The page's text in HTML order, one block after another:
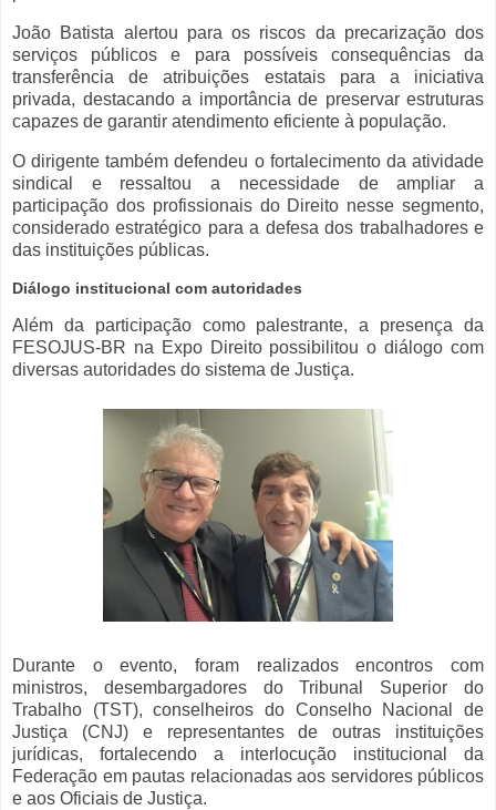
João Batista alertou para os riscos da precarização dos
serviços públicos e para possíveis consequências da
transferência de atribuições estatais para a iniciativa
privada, destacando a importância de preservar estruturas
capazes de garantir atendimento eficiente à população.
O dirigente também defendeu o fortalecimento da atividade
sindical e ressaltou a necessidade de ampliar a
participação dos profissionais do Direito nesse segmento,
considerado estratégico para a defesa dos trabalhadores e
das instituições públicas.
Diálogo institucional com autoridades
Além da participação como palestrante, a presença da
FESOJUS-BR na Expo Direito possibilitou o diálogo com
diversas autoridades do sistema de Justiça.
Durante o evento, foram realizados encontros com
ministros, desembargadores do Tribunal Superior do
Trabalho (TST), conselheiros do Conselho Nacional de
Justiça (CNJ) e representantes de outras instituições
jurídicas, fortalecendo a interlocução institucional da
Federação em pautas relacionadas aos servidores públicos
e aos Oficiais de Justiça.